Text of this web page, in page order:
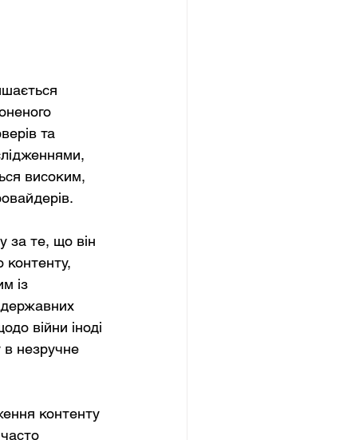
та
високим,
за те, що він
контенту,
із
війни іноді
в незручне
контенту